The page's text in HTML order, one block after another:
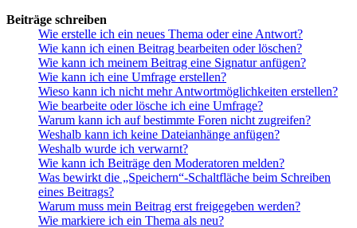
Beiträge schreiben
Wie erstelle ich ein neues Thema oder eine Antwort?
Wie kann ich einen Beitrag bearbeiten oder löschen?
Wie kann ich meinem Beitrag eine Signatur anfügen?
Wie kann ich eine Umfrage erstellen?
Wieso kann ich nicht mehr Antwortmöglichkeiten erstellen?
Wie bearbeite oder lösche ich eine Umfrage?
Warum kann ich auf bestimmte Foren nicht zugreifen?
Weshalb kann ich keine Dateianhänge anfügen?
Weshalb wurde ich verwarnt?
Wie kann ich Beiträge den Moderatoren melden?
Was bewirkt die „Speichern“-Schaltfläche beim Schreiben
eines Beitrags?
Warum muss mein Beitrag erst freigegeben werden?
Wie markiere ich ein Thema als neu?